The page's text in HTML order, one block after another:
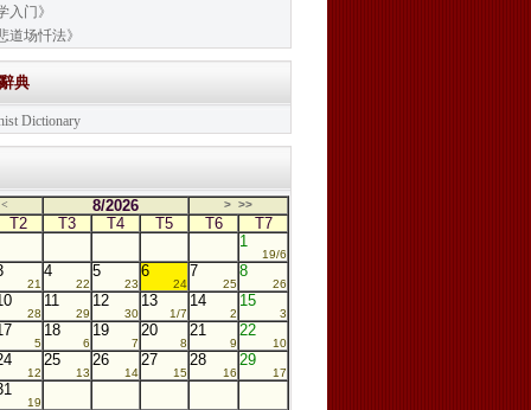
入门》
道场忏法》
典
Dictionary
< 8/2026 > >>
T2 T3 T4 T5 T6
T7
1
19/6
21
4
22
5
23
6
24
7
25
8
26
28
11
29
12
30
13
1/7
14
2
15
3
5
18
6
19
7
20
8
21
9
22
10
12
25
13
26
14
27
15
28
16
29
17
19